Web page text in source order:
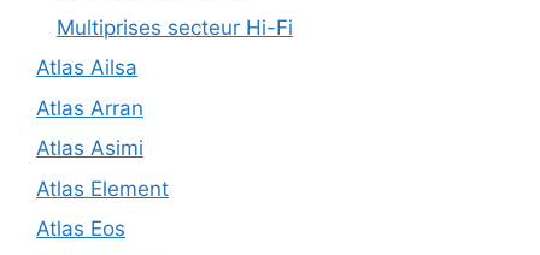
Multiprises secteur Hi-Fi
Atlas Ailsa
Atlas Arran
Atlas Asimi
Atlas Element
Atlas Eos